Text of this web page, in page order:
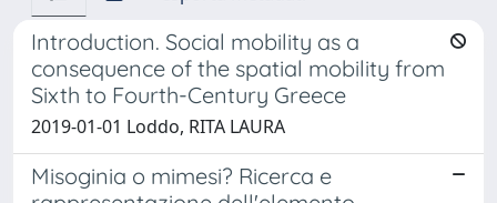
Introduction. Social mobility as a
consequence of the spatial mobility from
Sixth to Fourth-Century Greece
2019-01-01 Loddo, RITA LAURA
Misoginia o mimesi? Ricerca e